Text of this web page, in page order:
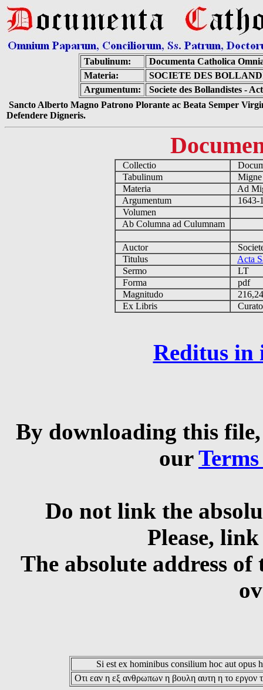
Tabulinum:
Documenta Catholica
Materia:
SOCIETE DES
Argumentum:
Societe des Bollandistes -
Sancto Alberto Magno Patrono Plorante ac Beata Semper
Defendere Digneris.
Collectio
Tabulinum
Materia
Ad
Argumentum
1643-
Volumen
Ab Columna ad Culumnam
Auctor
Titulus
Acta
Sermo
LT
Forma
pdf
Magnitudo
Ex Libris
Reditus in
By downloading this
our
Do not link the
Please,
The absolute address
Si est ex hominibus consilium hoc aut opus
Οτι εαν η εξ ανθρωπων η βουλη αυτη η το εργον